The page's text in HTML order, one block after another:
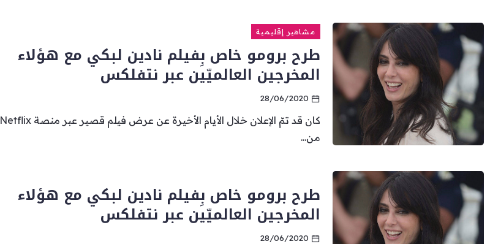
مشاهير إقليمية
طرح برومو خاص بِفيلم نادين لبكي مع هؤلاء
المخرجين العالميّين عبر نتفلكس
28/06/2020
كان قد تمّ الإعلان خلال الأيام الأخيرة عن عرض فيلم قصير عبر منصة Netflix
من...
طرح برومو خاص بِفيلم نادين لبكي مع هؤلاء
المخرجين العالميّين عبر نتفلكس
28/06/2020